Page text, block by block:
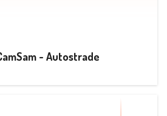
- Autostrade